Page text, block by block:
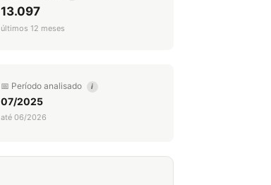
13.097
últimos 12 meses
📅 Período analisado i
07/2025
até 06/2026